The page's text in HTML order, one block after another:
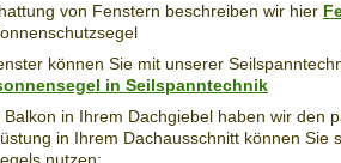
von Fenstern beschreiben wir hier
können Sie mit unserer
in Seilspanntechnik
in Ihrem Dachgiebel haben wir den
in Ihrem Dachausschnitt können Sie